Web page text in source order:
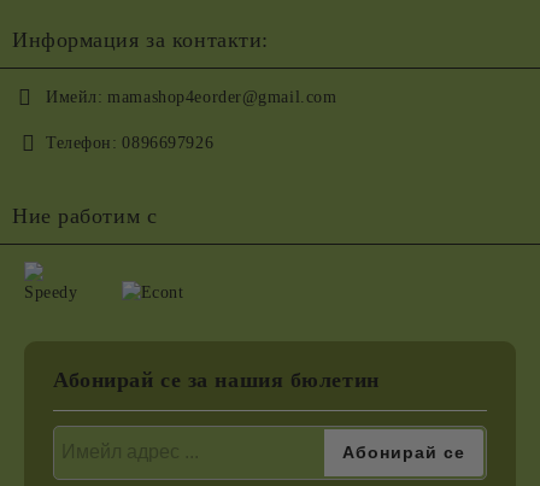
Информация за контакти:
Имейл: mamashop4eorder@gmail.com
Телефон: 0896697926
Ние работим с
Абонирай се за нашия бюлетин